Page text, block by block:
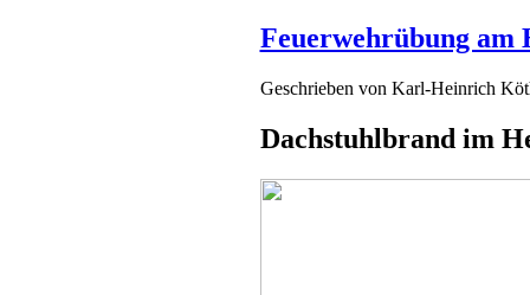
Feuerwehrübung am
Geschrieben von Karl-Heinrich
Dachstuhlbrand im